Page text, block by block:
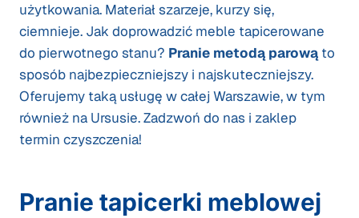
użytkowania. Materiał szarzeje, kurzy się,
ciemnieje. Jak doprowadzić meble tapicerowane
do pierwotnego stanu? Pranie metodą parową to
sposób najbezpieczniejszy i najskuteczniejszy.
Oferujemy taką usługę w całej Warszawie, w tym
również na Ursusie. Zadzwoń do nas i zaklep
termin czyszczenia!
Pranie tapicerki meblowej